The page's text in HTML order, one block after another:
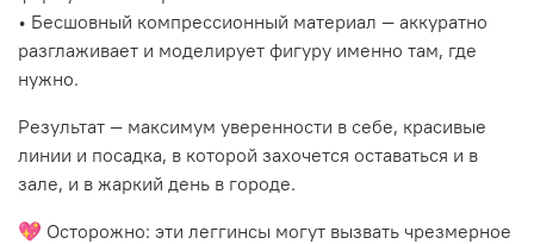
• Бесшовный компрессионный материал — аккуратно
разглаживает и моделирует фигуру именно там, где
нужно.
Результат — максимум уверенности в себе, красивые
линии и посадка, в которой захочется оставаться и в
зале, и в жаркий день в городе.
💖 Осторожно: эти леггинсы могут вызвать чрезмерное